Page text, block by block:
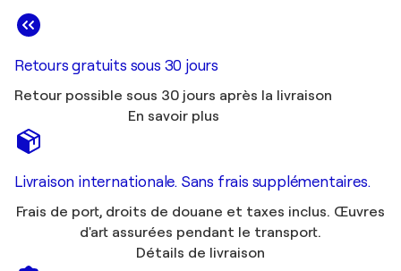
Retours gratuits sous 30 jours
Retour possible sous 30 jours après la livraison
En savoir plus
Livraison internationale. Sans frais supplémentaires.
Frais de port, droits de douane et taxes inclus. Œuvres
d'art assurées pendant le transport.
Détails de livraison